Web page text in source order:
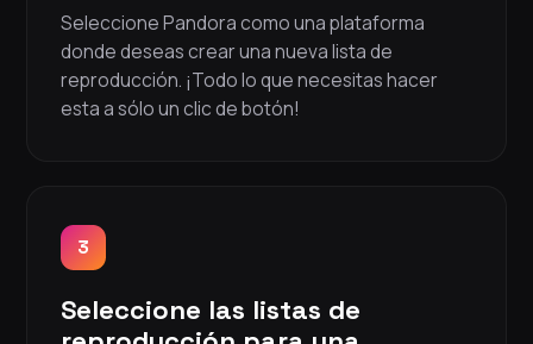
Seleccione Pandora como una plataforma
donde deseas crear una nueva lista de
reproducción. ¡Todo lo que necesitas hacer
esta a sólo un clic de botón!
3
Seleccione las listas de